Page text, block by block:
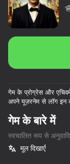
गेम के प्रोग्रेस और
अपने यूज़रनेम से लॉग इन
गेम के बारे में
स्वचालित रूप से
मूल दिखाएँ